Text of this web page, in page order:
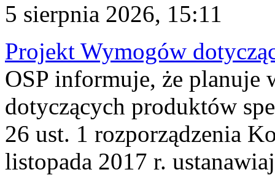
5 sierpnia 2026, 15:11
Projekt Wymogów
OSP informuje, że planuje
dotyczących produktów
26 ust. 1 rozporządzenia
listopada 2017 r.